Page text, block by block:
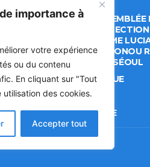
importance à
votre expérience
ou du contenu
En cliquant sur "Tout
des cookies.
Accepter tout
47ᵉ
LA
PRIVÉE: ME
HOUNKPONOU
BÉNIN À SÉOUL
POLITIQUE
SOCIÉTÉ
CULTURE